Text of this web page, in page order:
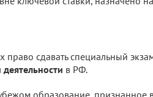
сдавать специальный
в РФ.
образование, признанное